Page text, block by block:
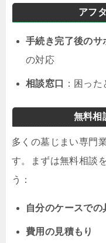
アフ
手続き完了後のサ
の対応
相談窓口 ：困っ
無料相
多くの墓じまい専門
す。まずは無料相談
う：
自分のケースでの
費用の見積もり